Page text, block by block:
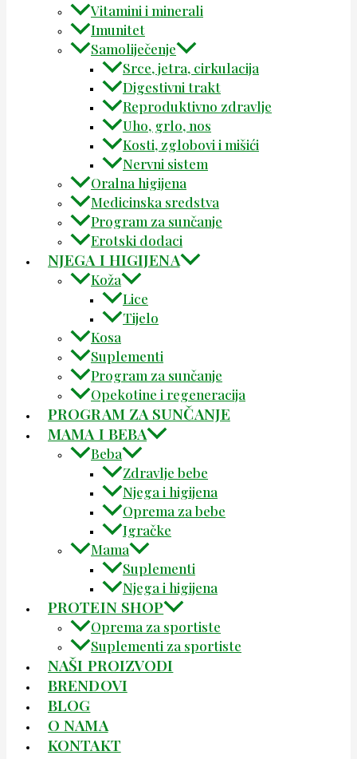
Vitamini i minerali
Imunitet
Samoliječenje
Srce, jetra, cirkulacija
Digestivni trakt
Reproduktivno zdravlje
Uho, grlo, nos
Kosti, zglobovi i mišići
Nervni sistem
Oralna higijena
Medicinska sredstva
Program za sunčanje
Erotski dodaci
NJEGA I HIGIJENA
Koža
Lice
Tijelo
Kosa
Suplementi
Program za sunčanje
Opekotine i regeneracija
PROGRAM ZA SUNČANJE
MAMA I BEBA
Beba
Zdravlje bebe
Njega i higijena
Oprema za bebe
Igračke
Mama
Suplementi
Njega i higijena
PROTEIN SHOP
Oprema za sportiste
Suplementi za sportiste
NAŠI PROIZVODI
BRENDOVI
BLOG
O NAMA
KONTAKT